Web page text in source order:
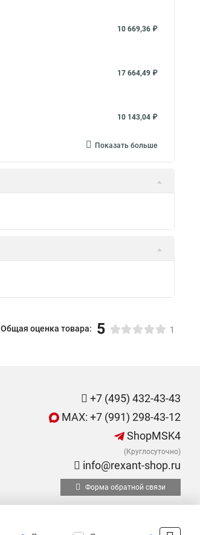
10 669,36 ₽
17 664,49 ₽
10 143,04 ₽
Показать больше
Общая оценка товара: 5 1
+7 (495) 432-43-43
MAX: +7 (991) 298-43-12
ShopMSK4
(Круглосуточно)
info@rexant-shop.ru
Форма обратной связи